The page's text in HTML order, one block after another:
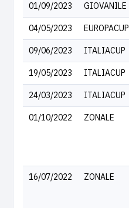
01/09/2023 GIOVANILE
04/05/2023 EUROPACUP
09/06/2023 ITALIACUP
19/05/2023 ITALIACUP
24/03/2023 ITALIACUP
01/10/2022 ZONALE
16/07/2022 ZONALE